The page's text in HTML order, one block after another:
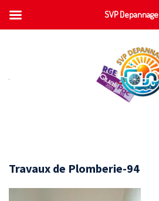
Travaux de Plomberie-94
SVP Depannage